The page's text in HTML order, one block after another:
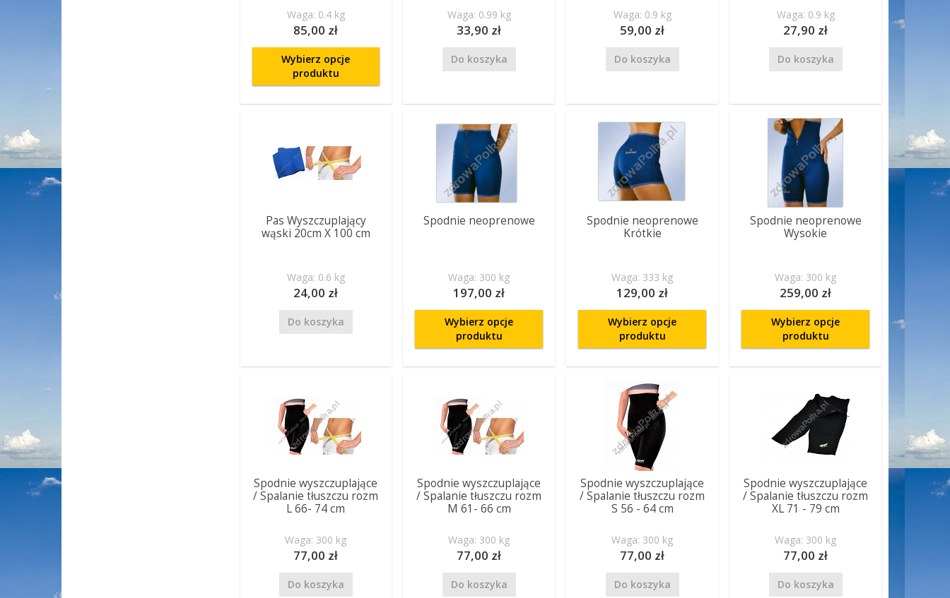
Waga: 0.4 kg
85,00 zł
Wybierz opcje
produktu
Waga: 0.99 kg
33,90 zł
Do koszyka
Waga: 0.9 kg
59,00 zł
Do koszyka
Waga: 0.9 kg
27,90 zł
Do koszyka
Pas Wyszczuplający
wąski 20cm X 100 cm
Waga: 0.6 kg
24,00 zł
Do koszyka
Spodnie neoprenowe
Waga: 300 kg
197,00 zł
Wybierz opcje
produktu
Spodnie neoprenowe
Krótkie
Waga: 333 kg
129,00 zł
Wybierz opcje
produktu
Spodnie neoprenowe
Wysokie
Waga: 300 kg
259,00 zł
Wybierz opcje
produktu
Spodnie wyszczuplające
/ Spalanie tłuszczu rozm
L 66- 74 cm
Waga: 300 kg
77,00 zł
Do koszyka
Spodnie wyszczuplające
/ Spalanie tłuszczu rozm
M 61- 66 cm
Waga: 300 kg
77,00 zł
Do koszyka
Spodnie wyszczuplające
/ Spalanie tłuszczu rozm
S 56 - 64 cm
Waga: 300 kg
77,00 zł
Do koszyka
Spodnie wyszczuplające
/ Spalanie tłuszczu rozm
XL 71 - 79 cm
Waga: 300 kg
77,00 zł
Do koszyka